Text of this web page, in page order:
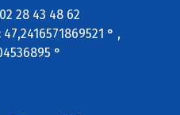
28 43 48 62
47,2416571869521 ° ,
°